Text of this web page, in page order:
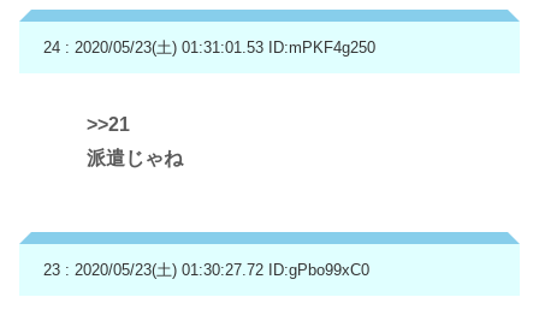
24 : 2020/05/23(土) 01:31:01.53 ID:mPKF4g250
>>21
派遣じゃね
23 : 2020/05/23(土) 01:30:27.72 ID:gPbo99xC0